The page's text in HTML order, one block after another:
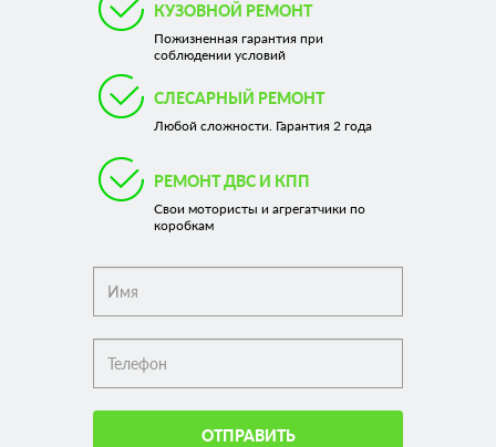
КУЗОВНОЙ РЕМОНТ
Пожизненная гарантия при
соблюдении условий
СЛЕСАРНЫЙ РЕМОНТ
Любой сложности. Гарантия 2 года
РЕМОНТ ДВС И КПП
Свои мотористы и агрегатчики по
коробкам
ОТПРАВИТЬ